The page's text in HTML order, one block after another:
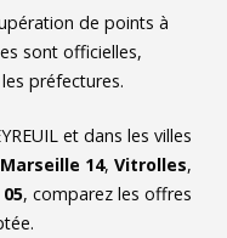
de points à
sont officielles,
préfectures.
et dans les villes
Marseille 14, Vitrolles,
, comparez les offres